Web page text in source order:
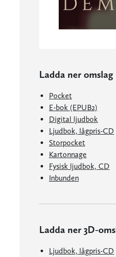
Ladda ner omslag
Pocket
E-bok (EPUB2)
Digital ljudbok
Ljudbok, lågpris-CD
Storpocket
Kartonnage
Fysisk ljudbok, CD
Inbunden
Ladda ner 3D-
Ljudbok, lågpris-CD